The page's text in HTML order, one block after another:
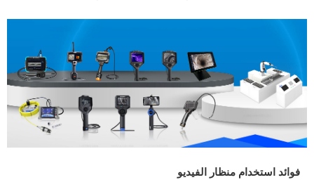
فوائد استخدام منظار الفيديو